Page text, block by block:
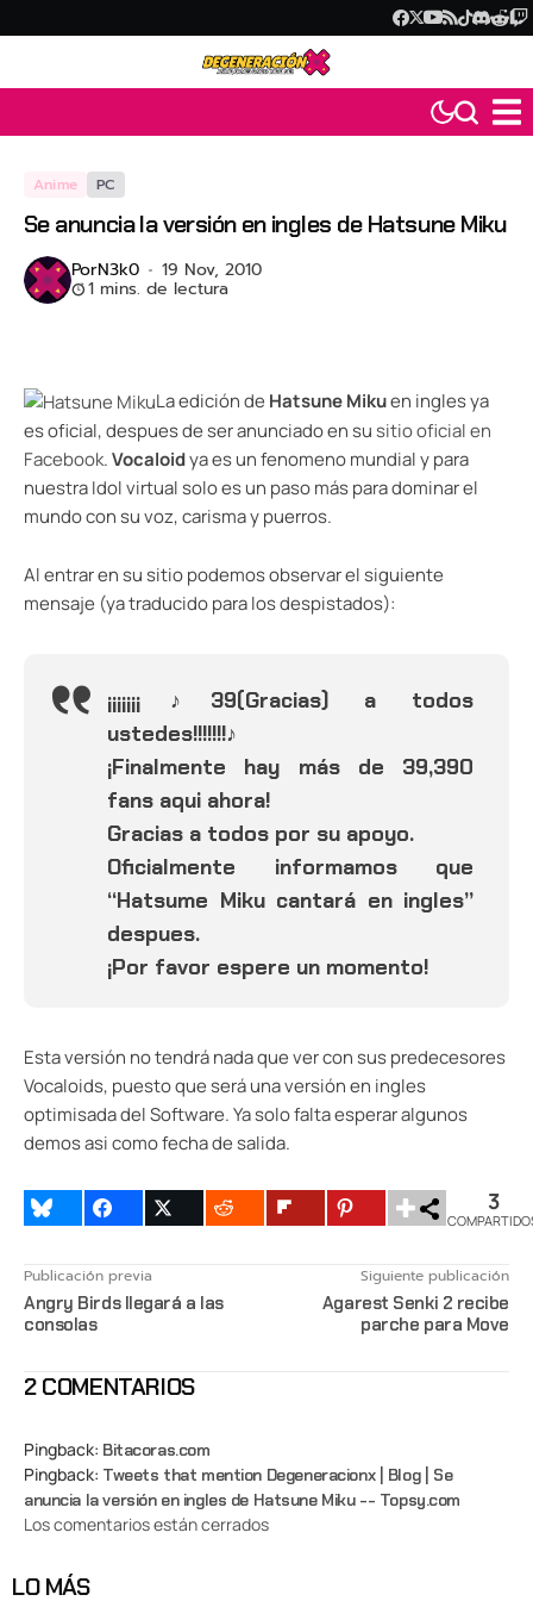
Anime PC
Se anuncia la versión en ingles de Hatsune Miku
PorN3k0 19 Nov, 2010
1 mins. de lectura
La edición de Hatsune Mikuen ingles ya
es oficial, despues de ser anunciado en susitio oficial en
Facebook.Vocaloidya es un fenomeno mundial y para
nuestra Idol virtual solo es un paso más para dominar el
mundo con su voz, carisma y puerros.
Al entrar en su sitio podemos observar el siguiente
mensaje (ya traducido para los despistados):
¡¡¡¡¡¡¡♪39(Gracias) a todos
ustedes!!!!!!!♪
¡Finalmente hay más de 39,390
fans aqui ahora!
Gracias a todos por su apoyo.
Oficialmente informamos que
“Hatsume Miku cantará en ingles”
despues.
¡Por favor espere un momento!
Esta versión no tendrá nada que ver con sus predecesores
Vocaloids, puesto que será una versión en ingles
optimisada del Software. Ya solo falta esperar algunos
demos asi como fecha de salida.
3
Publicación previa
Angry Birds llegará a las
consolas
Siguiente publicación
Agarest Senki 2 recibe
parche para Move
2 COMENTARIOS
Pingback: Bitacoras.com
Pingback: Tweets that mention Degeneracionx | Blog | Se
anuncia la versión en ingles de Hatsune Miku -- Topsy.com
Los comentarios están cerrados
LO MÁS